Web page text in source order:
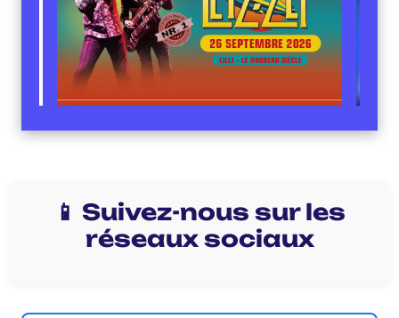
📱 Suivez-nous sur les
réseaux sociaux